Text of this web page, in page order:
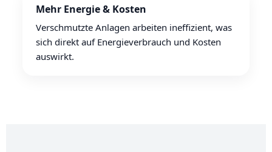
Mehr Energie & Kosten
Verschmutzte Anlagen arbeiten ineffizient, was
sich direkt auf Energieverbrauch und Kosten
auswirkt.